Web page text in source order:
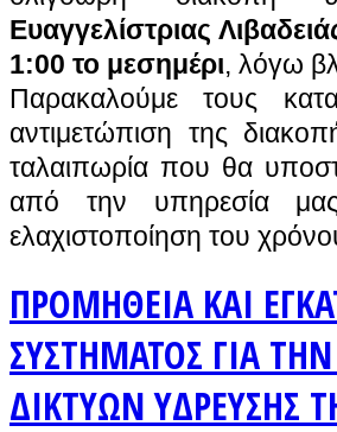
Ευαγγελίστριας
1:00 το μεσημέρι, λόγω
Παρακαλούμε τους
αντιμετώπιση της
ταλαιπωρία που θα
από την υπηρεσία
ελαχιστοποίηση του
ΠΡΟΜΗΘΕΙΑ ΚΑΙ
ΣΥΣΤΗΜΑΤΟΣ ΓΙΑ
ΔΙΚΤΥΩΝ ΥΔΡΕΥΣΗΣ